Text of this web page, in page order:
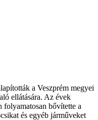
a Veszprém megyei
ellátására. Az évek
folyamatosan bővítette a
és egyéb járműveket